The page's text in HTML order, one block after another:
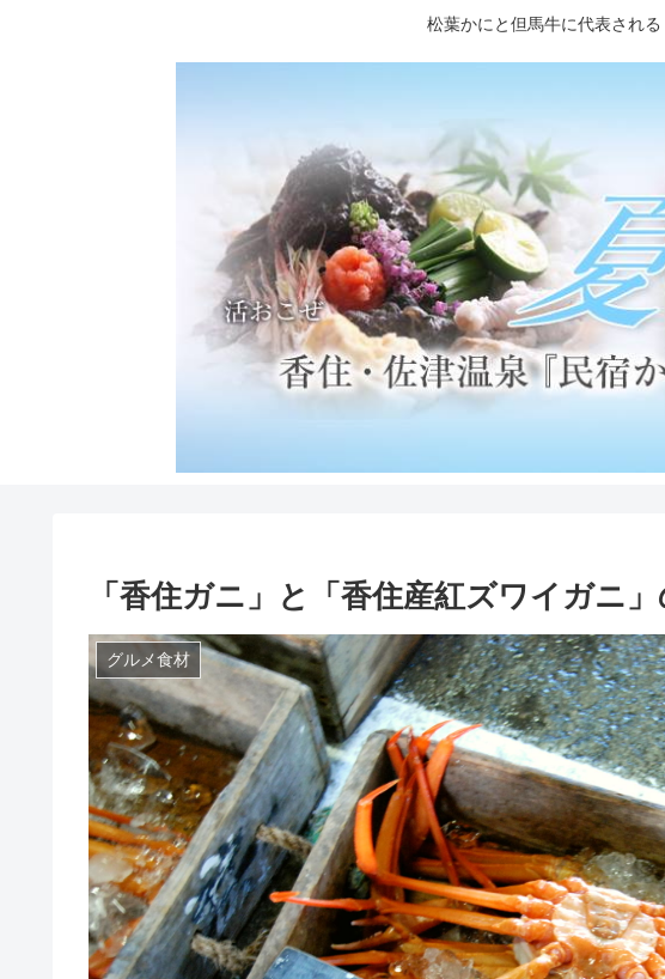
松葉かにと但馬牛に代表され
「香住ガニ」と「香住産紅ズワイガニ
グルメ食材